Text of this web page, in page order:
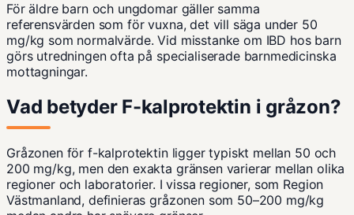
För äldre barn och ungdomar gäller samma
referensvärden som för vuxna, det vill säga under 50
mg/kg som normalvärde. Vid misstanke om IBD hos barn
görs utredningen ofta på specialiserade barnmedicinska
mottagningar.
Vad betyder F-kalprotektin i gråzon?
Gråzonen för f-kalprotektin ligger typiskt mellan 50 och
200 mg/kg, men den exakta gränsen varierar mellan olika
regioner och laboratorier. I vissa regioner, som Region
Västmanland, definieras gråzonen som 50–200 mg/kg